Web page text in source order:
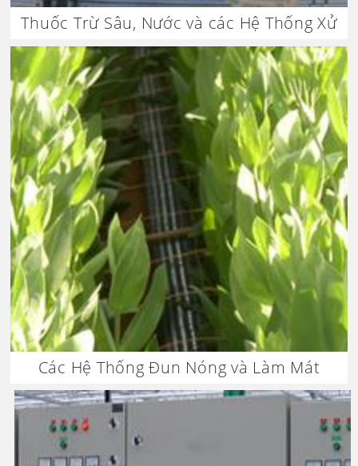
Thuốc Trừ Sâu, Nước và các Hệ Thống Xử
Lý Nước Thải
Các Hệ Thống Đun Nóng và Làm Mát